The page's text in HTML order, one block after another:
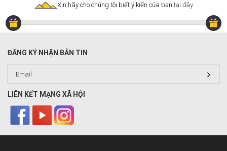
Xin hãy cho chúng tôi biết ý kiến của bạn tại đây
ĐĂNG KÝ NHẬN BẢN TIN
LIÊN KẾT MẠNG XÃ HỘI